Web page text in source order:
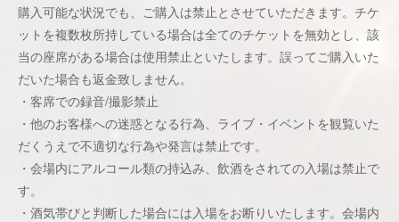
購入可能な状況でも、ご購入は禁止とさせていただきます。チケ
ットを複数枚所持している場合は全てのチケットを無効とし、該
当の座席がある場合は使用禁止といたします。誤ってご購入いた
だいた場合も返金致しません。
・客席での録音/撮影禁止
・他のお客様への迷惑となる行為、ライブ・イベントを観覧いた
だくうえで不適切な行為や発言は禁止です。
・会場内にアルコール類の持込み、飲酒をされての入場は禁止で
す。
・酒気帯びと判断した場合には入場をお断りいたします。会場内